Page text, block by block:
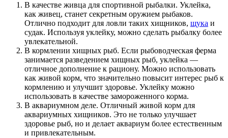
В качестве живца для спортивной рыбалки. Уклейка,
как живец, станет секретным оружием рыбаков.
Отлично подходит для ловли таких хищников, щука и
судак. Используя уклейку, можно сделать рыбалку более
увлекательной.
В кормлении хищных рыб. Если рыбоводческая ферма
занимается разведением хищных рыб, уклейка —
отличное дополнение к рациону. Можно использовать
как живой корм, что значительно повысит интерес рыб к
кормлению и улучшит здоровье. Уклейку можно
использовать в качестве замороженного корма.
В аквариумном деле. Отличный живой корм для
аквариумных хищников. Это не только улучшает
здоровье рыб, но и делает аквариум более естественным
и привлекательным.